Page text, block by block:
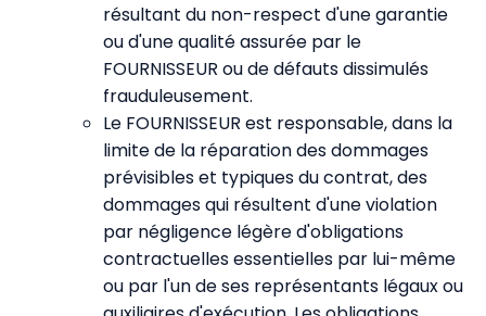
résultant du non-respect d'une garantie
ou d'une qualité assurée par le
FOURNISSEUR ou de défauts dissimulés
frauduleusement.
Le FOURNISSEUR est responsable, dans la
limite de la réparation des dommages
prévisibles et typiques du contrat, des
dommages qui résultent d'une violation
par négligence légère d'obligations
contractuelles essentielles par lui-même
ou par l'un de ses représentants légaux ou